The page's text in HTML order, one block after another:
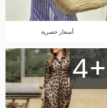
أسعار حصرية
4+